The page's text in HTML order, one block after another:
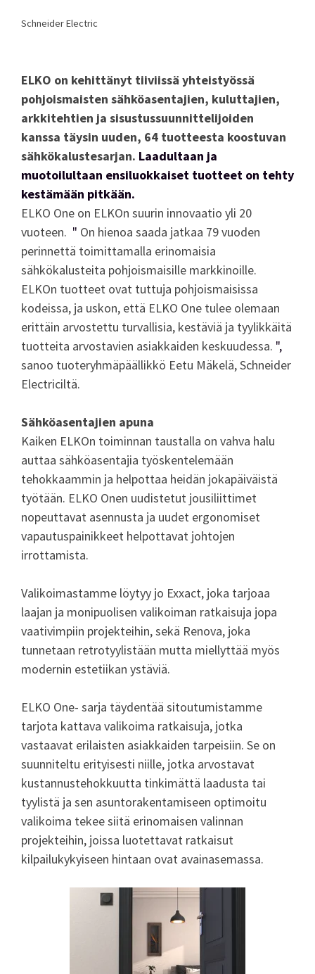
Schneider Electric
ELKO on kehittänyt tiiviissä yhteistyössä
pohjoismaisten sähköasentajien, kuluttajien,
arkkitehtien ja sisustussuunnittelijoiden
kanssa täysin uuden, 64 tuotteesta koostuvan
sähkökalustesarjan. Laadultaan ja
muotoilultaan ensiluokkaiset tuotteet on tehty
kestämään pitkään.
ELKO One on ELKOn suurin innovaatio yli 20
vuoteen. " On hienoa saada jatkaa 79 vuoden
perinnettä toimittamalla erinomaisia
sähkökalusteita pohjoismaisille markkinoille.
ELKOn tuotteet ovat tuttuja pohjoismaisissa
kodeissa, ja uskon, että ELKO One tulee olemaan
erittäin arvostettu turvallisia, kestäviä ja tyylikkäitä
tuotteita arvostavien asiakkaiden keskuudessa. ",
sanoo tuoteryhmäpäällikkö Eetu Mäkelä, Schneider
Electriciltä.
Sähköasentajien apuna
Kaiken ELKOn toiminnan taustalla on vahva halu
auttaa sähköasentajia työskentelemään
tehokkaammin ja helpottaa heidän jokapäiväistä
työtään. ELKO Onen uudistetut jousiliittimet
nopeuttavat asennusta ja uudet ergonomiset
vapautuspainikkeet helpottavat johtojen
irrottamista.
Valikoimastamme löytyy jo Exxact, joka tarjoaa
laajan ja monipuolisen valikoiman ratkaisuja jopa
vaativimpiin projekteihin, sekä Renova, joka
tunnetaan retrotyylistään mutta miellyttää myös
modernin estetiikan ystäviä.
ELKO One- sarja täydentää sitoutumistamme
tarjota kattava valikoima ratkaisuja, jotka
vastaavat erilaisten asiakkaiden tarpeisiin. Se on
suunniteltu erityisesti niille, jotka arvostavat
kustannustehokkuutta tinkimättä laadusta tai
tyylistä ja sen asuntorakentamiseen optimoitu
valikoima tekee siitä erinomaisen valinnan
projekteihin, joissa luotettavat ratkaisut
kilpailukykyiseen hintaan ovat avainasemassa.